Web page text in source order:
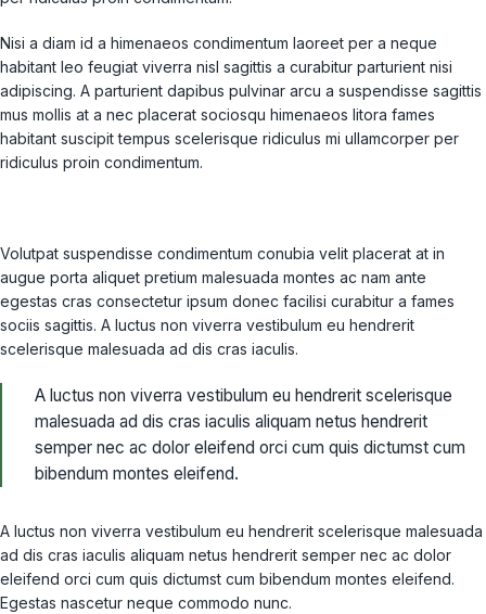
Nisi a diam id a himenaeos condimentum laoreet per a neque
habitant leo feugiat viverra nisl sagittis a curabitur parturient nisi
adipiscing. A parturient dapibus pulvinar arcu a suspendisse sagittis
mus mollis at a nec placerat sociosqu himenaeos litora fames
habitant suscipit tempus scelerisque ridiculus mi ullamcorper per
ridiculus proin condimentum.
Volutpat suspendisse condimentum conubia velit placerat at in
augue porta aliquet pretium malesuada montes ac nam ante
egestas cras consectetur ipsum donec facilisi curabitur a fames
sociis sagittis. A luctus non viverra vestibulum eu hendrerit
scelerisque malesuada ad dis cras iaculis.
A luctus non viverra vestibulum eu hendrerit scelerisque
malesuada ad dis cras iaculis aliquam netus hendrerit
semper nec ac dolor eleifend orci cum quis dictumst cum
bibendum montes eleifend.
A luctus non viverra vestibulum eu hendrerit scelerisque malesuada
ad dis cras iaculis aliquam netus hendrerit semper nec ac dolor
eleifend orci cum quis dictumst cum bibendum montes eleifend.
Egestas nascetur neque commodo nunc.